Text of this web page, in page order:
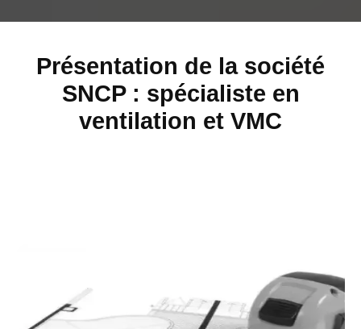
Présentation de la société
SNCP : spécialiste en
ventilation et VMC